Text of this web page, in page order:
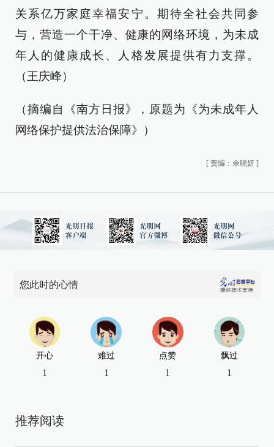
关系亿万家庭幸福安宁。期待全社会共同参
与，营造一个干净、健康的网络环境，为未成
年人的健康成长、人格发展提供有力支撑。
（王庆峰）
（摘编自《南方日报》，原题为《为未成年人
网络保护提供法治保障》）
[ 责编：余晓妍 ]
您此时的心情
开心
1
难过
1
点赞
1
飘过
1
推荐阅读